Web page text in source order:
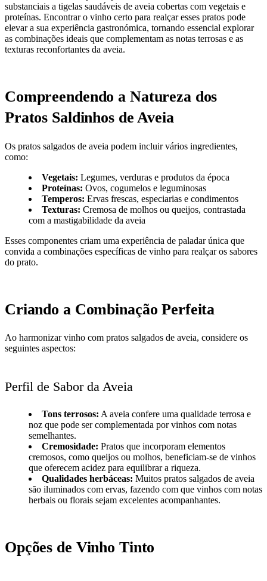
substanciais a tigelas saudáveis de aveia cobertas com vegetais e
proteínas. Encontrar o vinho certo para realçar esses pratos pode
elevar a sua experiência gastronómica, tornando essencial explorar
as combinações ideais que complementam as notas terrosas e as
texturas reconfortantes da aveia.
Compreendendo a Natureza dos
Pratos Saldinhos de Aveia
Os pratos salgados de aveia podem incluir vários ingredientes,
como:
Vegetais: Legumes, verduras e produtos da época
Proteínas: Ovos, cogumelos e leguminosas
Temperos: Ervas frescas, especiarias e condimentos
Texturas: Cremosa de molhos ou queijos, contrastada
com a mastigabilidade da aveia
Esses componentes criam uma experiência de paladar única que
convida a combinações específicas de vinho para realçar os sabores
do prato.
Criando a Combinação Perfeita
Ao harmonizar vinho com pratos salgados de aveia, considere os
seguintes aspectos:
Perfil de Sabor da Aveia
Tons terrosos: A aveia confere uma qualidade terrosa e
noz que pode ser complementada por vinhos com notas
semelhantes.
Cremosidade: Pratos que incorporam elementos
cremosos, como queijos ou molhos, beneficiam-se de vinhos
que oferecem acidez para equilibrar a riqueza.
Qualidades herbáceas: Muitos pratos salgados de aveia
são iluminados com ervas, fazendo com que vinhos com notas
herbais ou florais sejam excelentes acompanhantes.
Opções de Vinho Tinto